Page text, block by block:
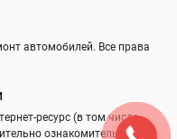
автомобилей. Все права
ресурс (в том числе
ознакомительный